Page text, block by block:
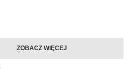
ZOBACZ WIĘCEJ